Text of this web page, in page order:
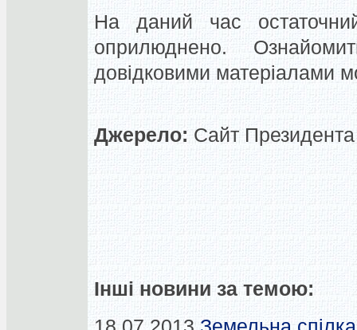
На даний час
оприлюднено.
довідковими матеріалами
Джерело: Сайт
Інші новини за темою: